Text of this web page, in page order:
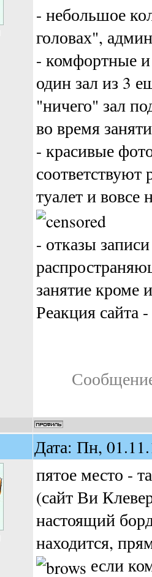
- небольшое
головах",
- комфортные
один зал из 3
"ничего" зал
во время
- красивые
соответствуют
туалет и вовсе
- отказы
занятие кроме
Реакция сайта
Дата: Пн,
пятое место -
(сайт Ви
настоящий
находится,
если